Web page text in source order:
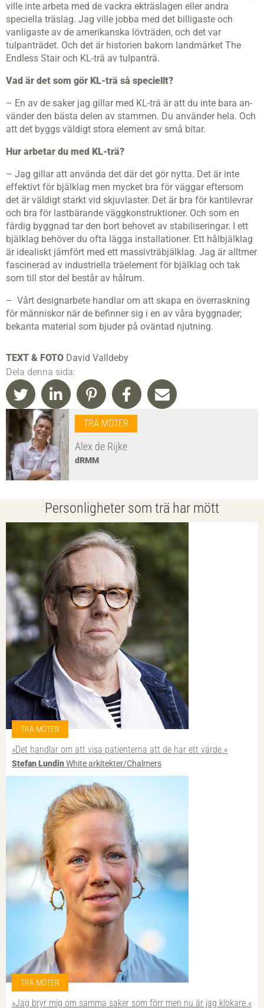
ville inte arbeta med de vackra ekträslagen eller andra
speciella träslag. Jag ville jobba med det billigaste och
vanligaste av de amerikanska lövträden, och det var
tulpanträdet. Och det är historien bakom landmärket The
Endless Stair och KL-trä av tulpanträ.
Vad är det som gör KL-trä så speciellt?
– En av de saker jag gillar med KL-trä är att du inte bara an­
vänder den bästa delen av stammen. Du använder hela. Och
att det byggs väldigt stora element av små bitar.
Hur arbetar du med KL-trä?
– Jag gillar att använda det där det gör nytta. Det är inte
effektivt för bjälklag men mycket bra för väggar eftersom
det är väldigt starkt vid skjuvlaster. Det är bra för kantilevrar
och bra för lastbärande väggkonstruktioner. Och som en
färdig byggnad tar den bort behovet av stabiliseringar. I ett
bjälklag behöver du ofta lägga installationer. Ett hålbjälklag
är idealiskt jämfört med ett massivträbjälklag. Jag är alltmer
fascinerad av industriella träelement för bjälklag och tak
som till stor del består av hålrum.
– Vårt designarbete handlar om att skapa en överraskning
för människor när de befinner sig i en av våra byggnader;
bekanta material som bjuder på oväntad njutning.
TEXT & FOTO David Valldeby
Dela denna sida:
TRÄ MÖTER
Alex de Rijke
dRMM
Personligheter som trä har mött
TRÄ MÖTER
»Det handlar om att visa patienterna att de har ett värde.«
Stefan LundinWhite arkitekter/Chalmers
TRÄ MÖTER
»Jag bryr mig om samma saker som förr men nu är jag klokare.«